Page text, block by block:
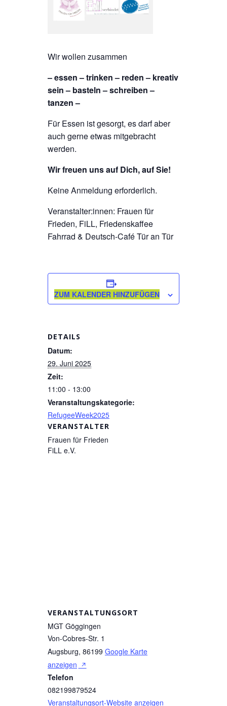
Wir wollen zusammen
– essen – trinken – reden – kreativ
sein – basteln – schreiben –
tanzen –
Für Essen ist gesorgt, es darf aber
auch gerne etwas mitgebracht
werden.
Wir freuen uns auf Dich, auf Sie!
Keine Anmeldung erforderlich.
Veranstalter:innen: Frauen für
Frieden, FiLL, Friedenskaffee
Fahrrad & Deutsch-Café Tür an Tür
ZUM KALENDER HINZUFÜGEN
DETAILS
Datum:
29. Juni 2025
Zeit:
11:00 - 13:00
Veranstaltungskategorie:
RefugeeWeek2025
VERANSTALTER
Frauen für Frieden
FiLL e.V.
VERANSTALTUNGSORT
MGT Göggingen
Von-Cobres-Str. 1
Augsburg, 86199 Google Karte
anzeigen
Telefon
082199879524
Veranstaltungsort-Website anzeigen